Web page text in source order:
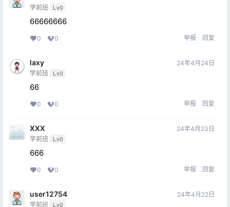
学前班 Lv0
66666666
0 0 举报 回复
laxy
学前班 Lv0
24年4月24日
66
0 0 举报 回复
XXX
学前班 Lv0
24年4月23日
666
0 0 举报 回复
user12754
学前班 Lv0
24年4月22日